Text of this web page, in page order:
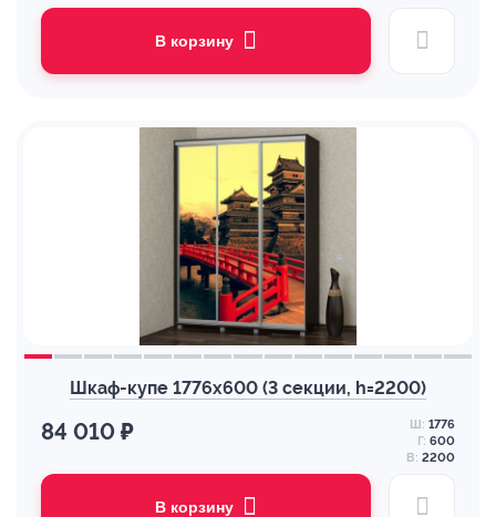
В корзину
Шкаф-купе 1776х600 (3 секции, h=2200)
84 010 ₽ Ш: 1776
Г: 600
В: 2200
В корзину